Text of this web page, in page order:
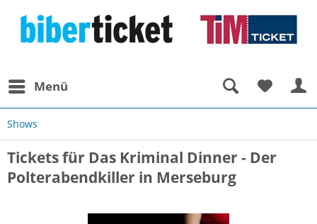
Menü
Shows
Tickets für Das Kriminal Dinner - Der
Polterabendkiller in Merseburg